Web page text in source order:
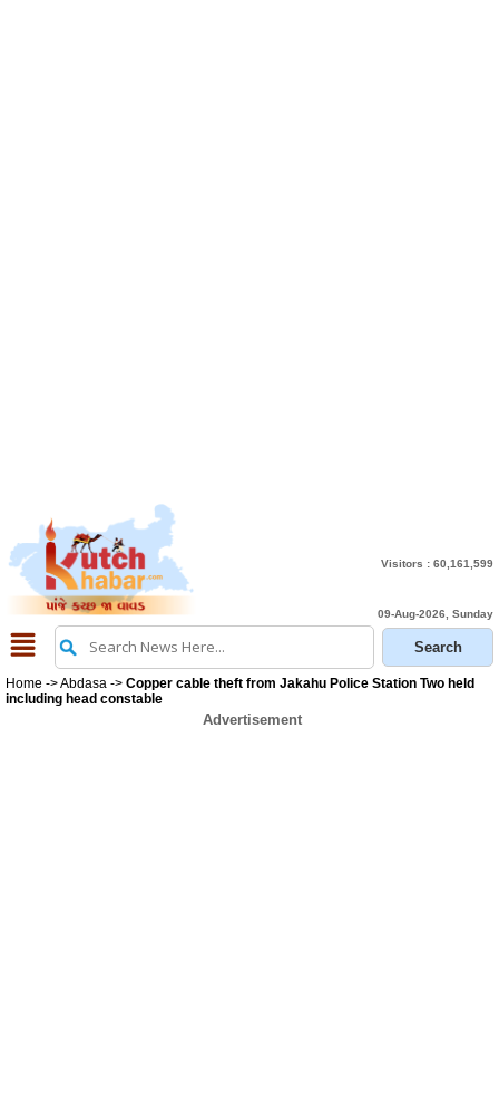
Visitors : 60,161,599
09-Aug-2026, Sunday
Home ->Abdasa -> Copper cable theft from Jakahu Police Station Two held
including head constable
Advertisement